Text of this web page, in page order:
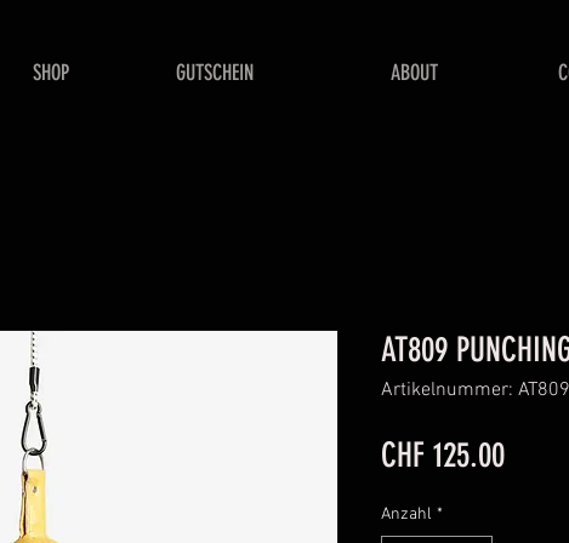
SHOP GUTSCHEIN ABOUT
AT809
Artikelnummer: AT809
CHF 125.00Preis
Anzahl *